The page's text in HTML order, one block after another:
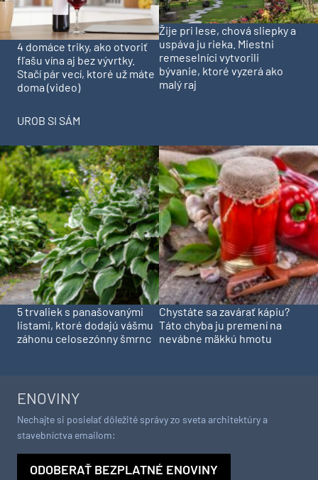
4 domáce triky, ako otvoriť
fľašu vína aj bez vývrtky.
Stačí pár vecí, ktoré už máte
doma (video)
Žije pri lese, chová sliepky a
uspáva ju rieka. Miestni
remeselníci vytvorili
bývanie, ktoré vyzerá ako
malý raj
UROB SI SÁM
5 trvaliek s panašovanými
listami, ktoré dodajú vášmu
záhonu celosezónny šmrnc
Chystáte sa zavárať kápiu?
Táto chyba ju premení na
nevábne mäkkú hmotu
ENOVINY
Nechajte si posielať dôležité správy zo sveta architektúry a
stavebníctva emailom:
ODOBERAŤ BEZPLATNÉ ENOVINY